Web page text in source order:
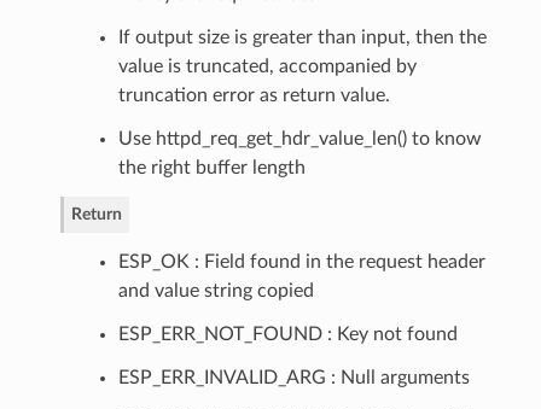
If output size is greater than input, then the
value is truncated, accompanied by
truncation error as return value.
Use httpd_req_get_hdr_value_len() to know
the right buffer length
Return
ESP_OK : Field found in the request header
and value string copied
ESP_ERR_NOT_FOUND : Key not found
ESP_ERR_INVALID_ARG : Null arguments